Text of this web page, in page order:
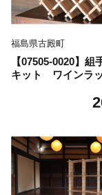
福島県古殿町
【07505-0020】
キット ワインラ